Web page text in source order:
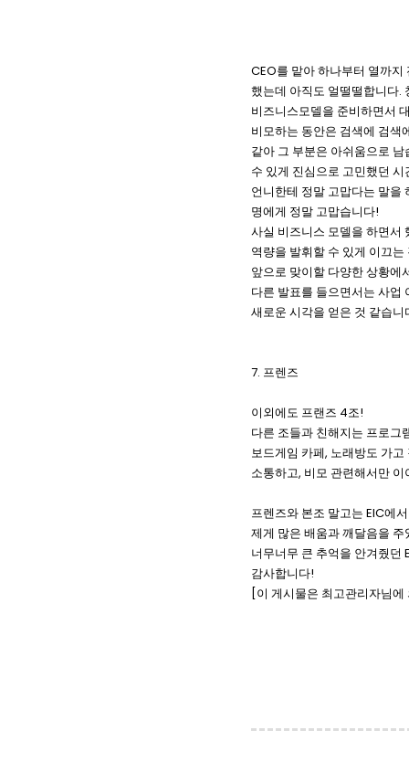
CEO를 맡아 하나부터 열까지
했는데 아직도 얼떨떨합니다.
비즈니스모델을 준비하면서
비모하는 동안은 검색에 검색
같아 그 부분은 아쉬움으로
수 있게 진심으로 고민했던
언니한테 정말 고맙다는 말을
명에게 정말 고맙습니다!
사실 비즈니스 모델을 하면서
역량을 발휘할 수 있게 이끄
앞으로 맞이할 다양한 상황에
다른 발표를 들으면서는 사업
새로운 시각을 얻은 것 같습니
7. 프렌즈
이외에도 프랜즈 4조!
다른 조들과 친해지는 프로그
보드게임 카페, 노래방도 가
소통하고, 비모 관련해서만
프렌즈와 본조 말고는 EIC에
제게 많은 배움과 깨달음을
너무너무 큰 추억을 안겨줬던
감사합니다!
[이 게시물은 최고관리자님